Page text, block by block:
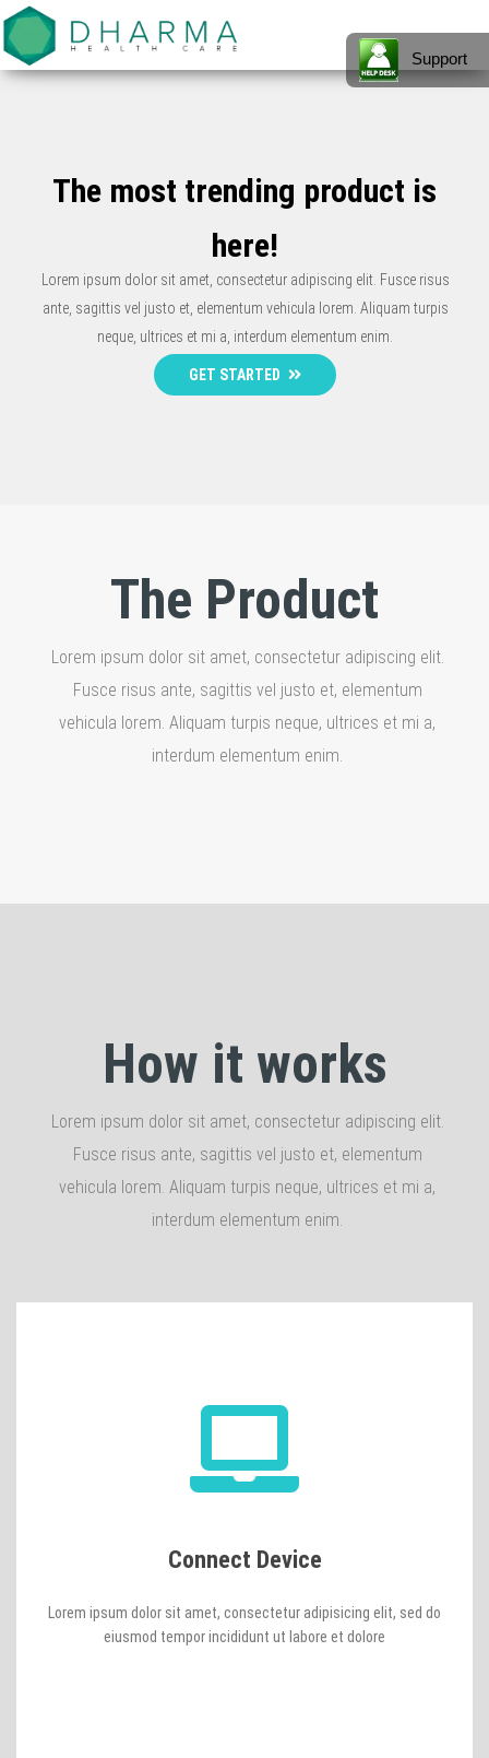
Gestionale
Software
by Dharma
Healthcare
software
pazienti, dal
singolo
specialista
alla clinica.
Scopri di
più
MENU
The most trending product is
here!
Lorem ipsum dolor sit amet, consectetur adipiscing elit. Fusce risus
ante, sagittis vel justo et, elementum vehicula lorem. Aliquam turpis
neque, ultrices et mi a, interdum elementum enim.
GET STARTED
The Product
Lorem ipsum dolor sit amet, consectetur adipiscing elit.
Fusce risus ante, sagittis vel justo et, elementum
vehicula lorem. Aliquam turpis neque, ultrices et mi a,
interdum elementum enim.
How it works
Lorem ipsum dolor sit amet, consectetur adipiscing elit.
Fusce risus ante, sagittis vel justo et, elementum
vehicula lorem. Aliquam turpis neque, ultrices et mi a,
interdum elementum enim.
Connect Device
Lorem ipsum dolor sit amet, consectetur adipisicing elit, sed do
eiusmod tempor incididunt ut labore et dolore
Support